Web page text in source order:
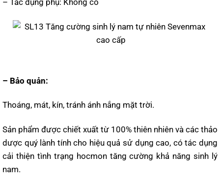
– Tác dụng phụ: Không có
– Bảo quản:
Thoáng, mát, kín, tránh ánh nắng mặt trời.
Sản phẩm được chiết xuất từ 100% thiên nhiên và các thảo
dược quý lành tính cho hiệu quả sử dụng cao, có tác dụng
cải thiện tình trạng hocmon tăng cường khả năng sinh lý
nam.